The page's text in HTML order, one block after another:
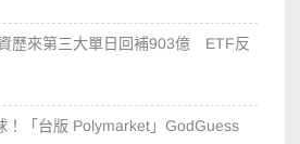
歷來第三大單日回補903億 ETF反
！「台版 Polymarket」GodGuess